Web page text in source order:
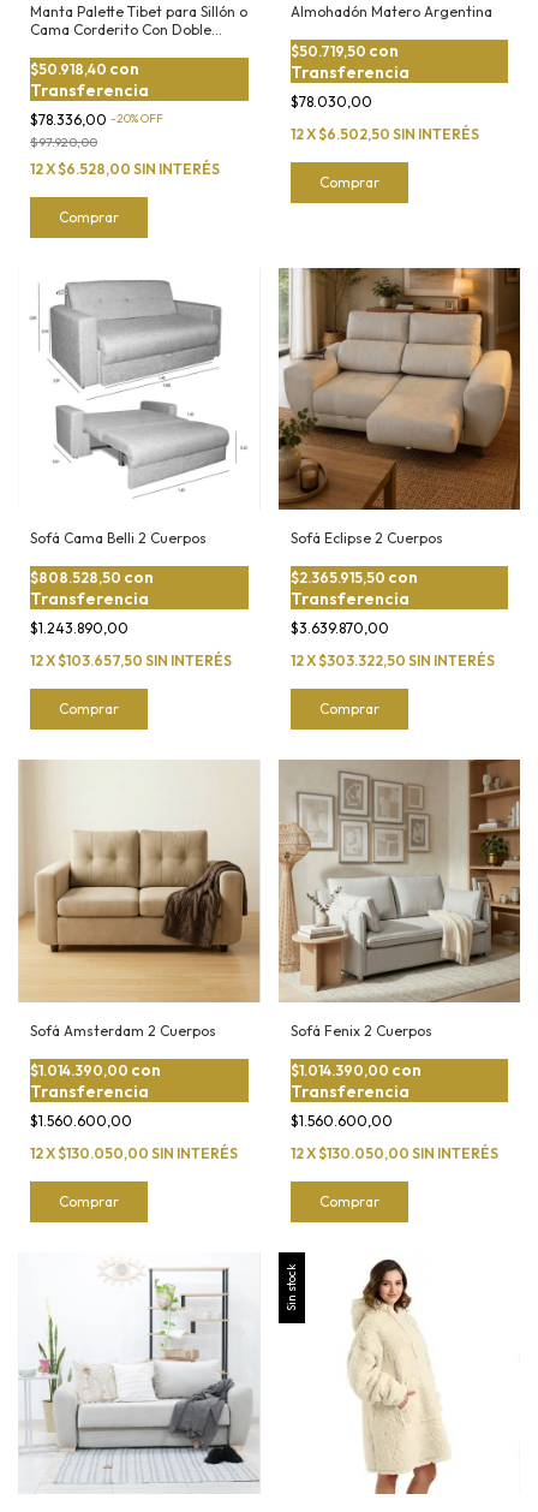
Manta Palette Tibet para Sillón o
Cama Corderito Con Doble
$78.336,00 -20%OFF
$97.920,00
$50.918,40 con
Transferencia
12X$6.528,00 SIN INTERÉS
Comprar
Almohadón Matero Argentina
$78.030,00
$50.719,50 con
Transferencia
12X$6.502,50 SIN INTERÉS
Sofá Cama Belli 2 Cuerpos
$1.243.890,00
$808.528,50 con
Transferencia
12X$103.657,50 SIN INTERÉS
Comprar
Sofá Eclipse 2 Cuerpos
$3.639.870,00
$2.365.915,50 con
Transferencia
12X$303.322,50 SIN INTERÉS
Comprar
Sofá Amsterdam 2 Cuerpos
$1.560.600,00
$1.014.390,00 con
Transferencia
12X$130.050,00 SIN INTERÉS
Comprar
Sofá Fenix 2 Cuerpos
$1.560.600,00
$1.014.390,00 con
Transferencia
12X$130.050,00 SIN INTERÉS
Comprar
Sin stock